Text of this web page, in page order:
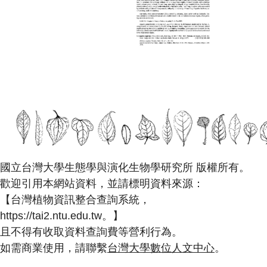
國立台灣大學生態學與演化生物學研究所 版權所有。
歡迎引用本網站資料，並請標明資料來源：
【台灣植物資訊整合查詢系統，
https://tai2.ntu.edu.tw。】
且不得有收取資料查詢費等營利行為。
如需商業使用，請聯繫台灣大學數位人文中心。